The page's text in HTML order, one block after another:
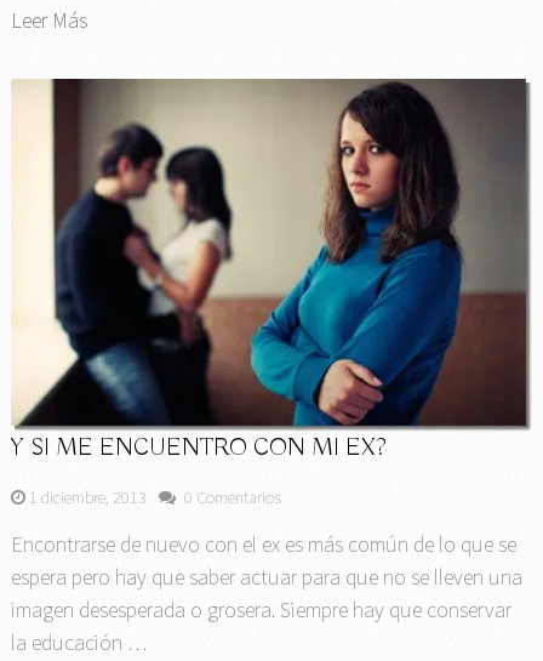
Leer Más
Y SI ME ENCUENTRO CON MI EX?
1 diciembre, 2013 0 Comentarios
Encontrarse de nuevo con el ex es más común de lo que se
espera pero hay que saber actuar para que no se lleven una
imagen desesperada o grosera. Siempre hay que conservar
la educación …